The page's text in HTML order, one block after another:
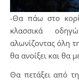
-Θα πάω στο
κλασσικά
αλωνίζοντας όλη
θα ανοίξει και θα
Θα πετάξει από